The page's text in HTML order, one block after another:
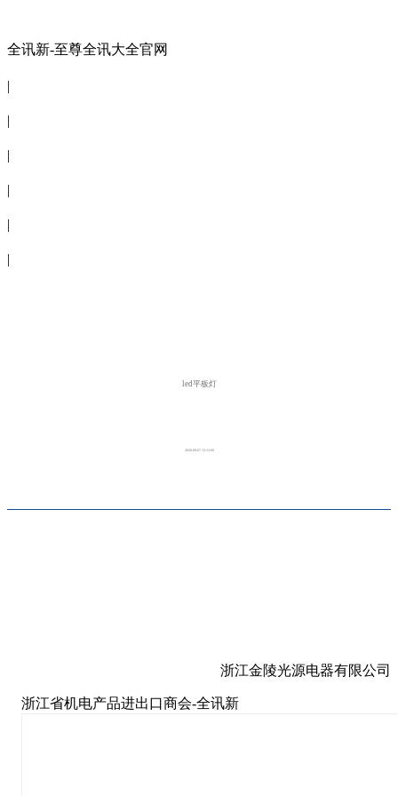
全讯新-至尊全讯大全官网
|
|
|
|
|
|
led平板灯
2020-09-07 12:12:00
浙江金陵光源电器有限公司
浙江省机电产品进出口商会-全讯新